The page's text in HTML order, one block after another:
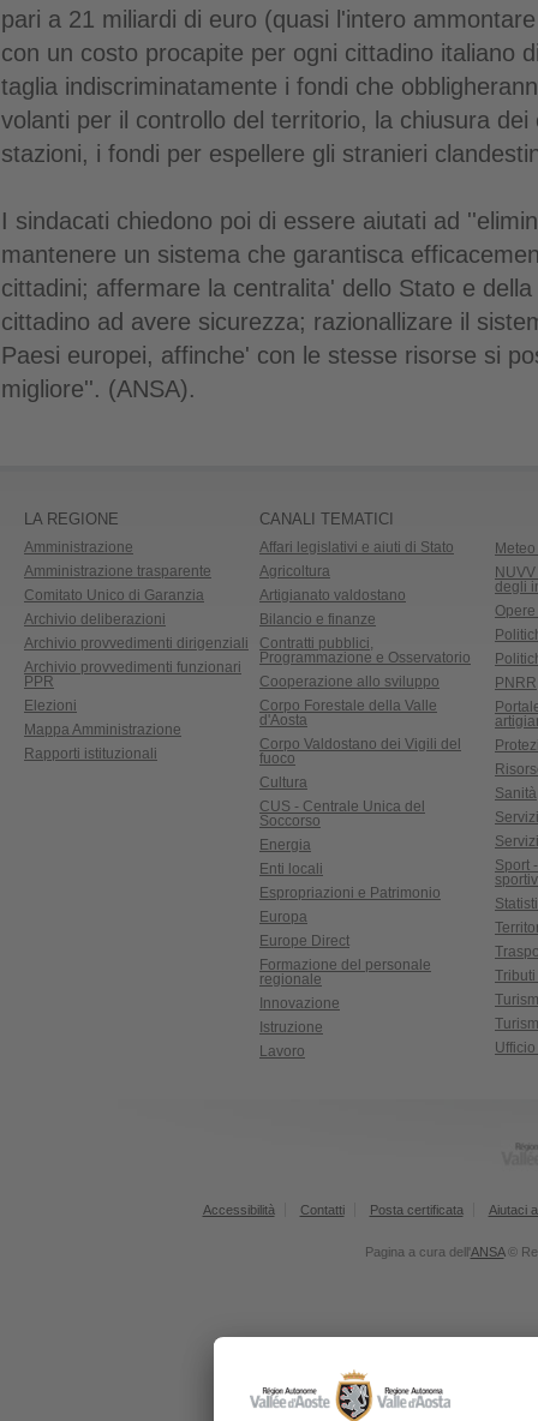
pari a 21 miliardi di euro (quasi l'intero
con un costo procapite per ogni cittadino italiano
taglia indiscriminatamente i fondi che
volanti per il controllo del territorio, la chiusura
stazioni, i fondi per espellere gli stranieri
I sindacati chiedono poi di essere aiutati ad
mantenere un sistema che garantisca
cittadini; affermare la centralita' dello Stato e
cittadino ad avere sicurezza; razionallizare il
Paesi europei, affinche' con le stesse risorse si
migliore''. (ANSA).
LA REGIONE
Amministrazione
Amministrazione trasparente
Comitato Unico di Garanzia
Archivio deliberazioni
Archivio provvedimenti dirigenziali
Archivio provvedimenti funzionari
PPR
Elezioni
Mappa Amministrazione
Rapporti istituzionali
CANALI TEMATICI
Affari legislativi e aiuti di Stato
Agricoltura
Artigianato valdostano
Bilancio e finanze
Contratti pubblici,
Programmazione e Osservatorio
Cooperazione allo sviluppo
Corpo Forestale della Valle
d'Aosta
Corpo Valdostano dei Vigili del
fuoco
Cultura
CUS - Centrale Unica del
Soccorso
Energia
Enti locali
Espropriazioni e Patrimonio
Europa
Europe Direct
Formazione del personale
regionale
Innovazione
Istruzione
Lavoro
degli
PNRR
Sanità
Sport
Accessibilità Contatti Posta certificata Aiutaci
Pagina a cura dell'ANSA©